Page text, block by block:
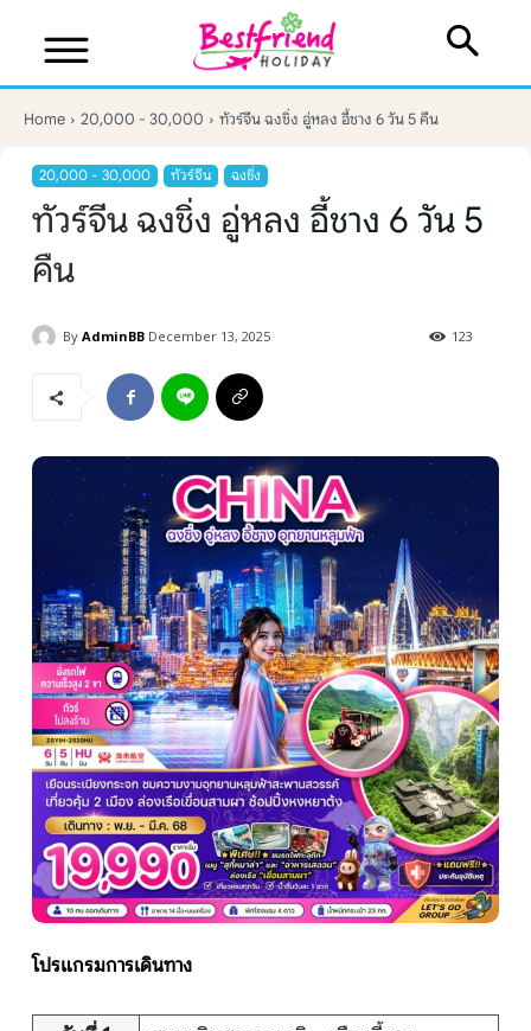
บริษัทเบสเฟรนด์ ฮอลิเดย์
เส้นทางที่ต้องการ
หน้าแรก
ทัวร์ต่างประเทศ
จัดกรุ๊ปต่างประเทศ
โปรไฟไหม้
ทัวร์ในประเทศ
จัดกรุ๊ปในประเทศ
เรือเจ้าพระยา
Home 20,000 - 30,000 ทัวร์จีน ฉงชิ่ง อู่หลง อี้ชาง 6 วัน 5 คืน
20,000 - 30,000 ทัวร์จีน ฉงชิ่ง
ทัวร์จีน ฉงชิ่ง อู่หลง อี้ชาง 6 วัน 5
คืน
By AdminBB December 13, 2025 123
โปรแกรมการเดินทาง